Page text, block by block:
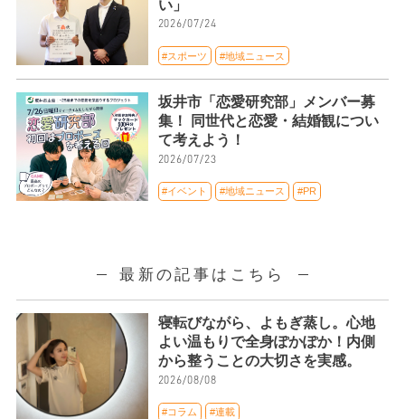
い」
2026/07/24
#スポーツ #地域ニュース
坂井市「恋愛研究部」メンバー募
集！ 同世代と恋愛・結婚観につい
て考えよう！
2026/07/23
#イベント #地域ニュース #PR
最新の記事はこちら
寝転びながら、よもぎ蒸し。心地
よい温もりで全身ぽかぽか！内側
から整うことの大切さを実感。
2026/08/08
#コラム #連載